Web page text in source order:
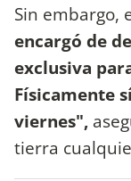
Sin embargo,
encargó de
exclusiva
Físicamente
viernes",
tierra